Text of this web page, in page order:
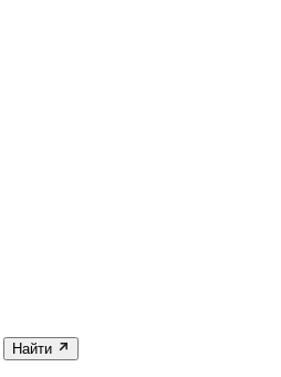
Найти